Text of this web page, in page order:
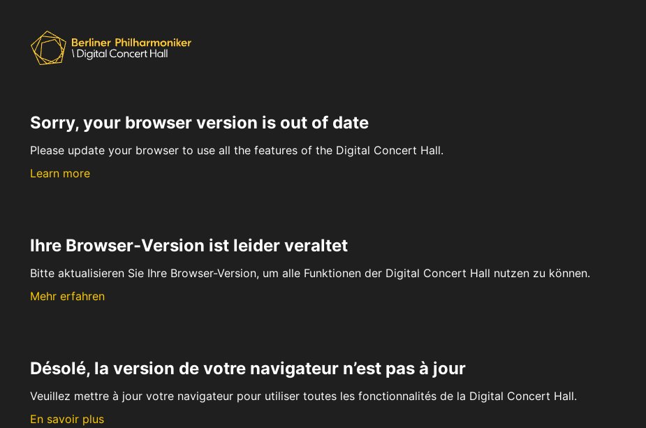
Sorry, your browser version is out of date
Please update your browser to use all the features of the Digital Concert Hall.
Learn more
Ihre Browser-Version ist leider veraltet
Bitte aktualisieren Sie Ihre Browser-Version, um alle Funktionen der Digital Concert Hall nutzen zu können.
Mehr erfahren
Désolé, la version de votre navigateur n’est pas à jour
Veuillez mettre à jour votre navigateur pour utiliser toutes les fonctionnalités de la Digital Concert Hall.
En savoir plus